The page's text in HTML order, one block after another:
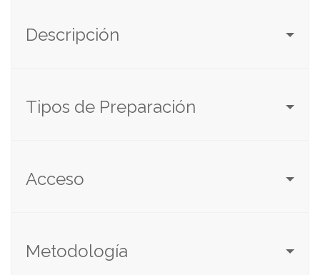
Descripción
Tipos de Preparación
Acceso
Metodología